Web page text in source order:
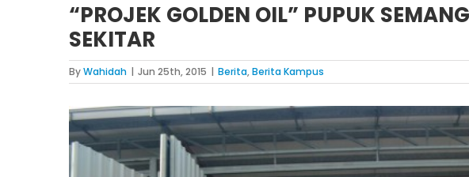
“PROJEK GOLDEN OIL” PUPUK
SEKITAR
ByWahidah | Jun 25th, 2015 | Berita,Berita Kampus
View
Larger
Image